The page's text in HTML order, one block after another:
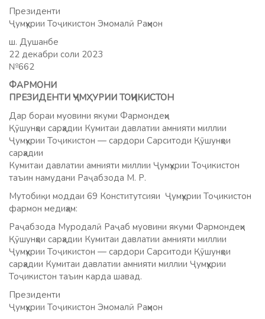
Президенти
Ҷумҳурии Тоҷикистон Эмомалӣ Раҳмон
ш. Душанбе
22 декабри соли 2023
№662
ФАРМОНИ
ПРЕЗИДЕНТИ ҶУМҲУРИИ ТОҶИКИСТОН
Дар бораи муовини якуми Фармондеҳи
Қӯшунҳои сарҳадии Кумитаи давлатии амнияти миллии
Ҷумҳурии Тоҷикистон — сардори Сарситоди Қӯшунҳои
сарҳадии
Кумитаи давлатии амнияти миллии Ҷумҳурии Тоҷикистон
таъин намудани Раҷабзода М. Р.
Мутобиқи моддаи 69 Конститутсияи Ҷумҳурии Тоҷикистон
фармон медиҳам:
Раҷабзода Муродалӣ Раҷаб муовини якуми Фармондеҳи
Қӯшунҳои сарҳадии Кумитаи давлатии амнияти миллии
Ҷумҳурии Тоҷикистон — сардори Сарситоди Қӯшунҳои
сарҳадии Кумитаи давлатии амнияти миллии Ҷумҳурии
Тоҷикистон таъин карда шавад.
Президенти
Ҷумҳурии Тоҷикистон Эмомалӣ Раҳмон